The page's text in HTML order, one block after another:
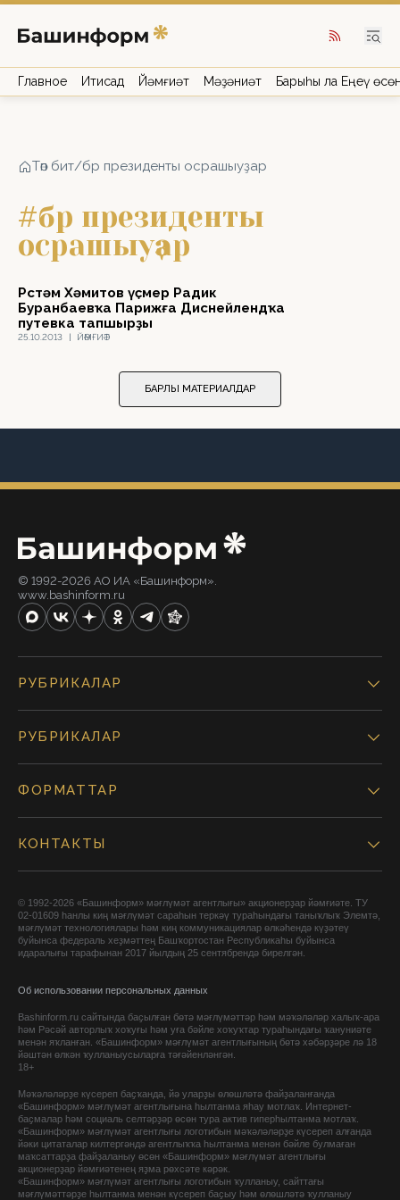
Главное Иҡтисад Йәмғиәт Мәҙәниәт Барыһы ла Еңеү
Төп бит/бр президенты осрашыуҙар
#бр президенты
осрашыуҙар
25.10.2013 | ЙӘМҒИӘТ
Рөстәм Хәмитов үҫмер Радик
Буранбаевҡа Парижға Диснейлендҡа
путевка тапшырҙы
БАРЛЫҠ МАТЕРИАЛДАР
© 1992-2026 АО ИА «Башинформ».
www.bashinform.ru
РУБРИКАЛАР
РУБРИКАЛАР
ФОРМАТТАР
КОНТАКТЫ
© 1992-2026 «Башинформ» мәғлүмәт агентлығы» акционерҙар йәмғиәте. ТУ
02-01609 һанлы киң мәғлүмәт сараһын теркәү тураһындағы таныҡлыҡ Элемтә,
мәғлүмәт технологиялары һәм киң коммуникациялар өлкәһендә күҙәтеү
буйынса федераль хеҙмәттең Башҡортостан Республикаһы буйынса
идаралығы тарафынан 2017 йылдың 25 сентябрендә бирелгән.
Об использовании персональных данных
Bashinform.ru сайтында баҫылған бөтә мәғлүмәттәр һәм мәҡәләләр халыҡ-ара
һәм Рәсәй авторлыҡ хоҡуғы һәм уға бәйле хоҡуҡтар тураһындағы ҡануниәте
менән яҡланған. «Башинформ» мәғлүмәт агентлығының бөтә хәбәрҙәре лә 18
йәштән өлкән ҡулланыусыларға тәғәйенләнгән.
18+
Мәҡәләләрҙе күсереп баҫҡанда, йә уларҙы өлөшләтә файҙаланғанда
«Башинформ» мәғлүмәт агентлығына һылтанма яһау мотлаҡ. Интернет-
баҫмалар һәм социаль селтәрҙәр өсөн тура актив гиперһылтанма мотлаҡ.
«Башинформ» мәғлүмәт агентлығы логотибын мәҡәләләрҙе күсереп алғанда
йәки цитаталар килтергәндә агентлыҡҡа һылтанма менән бәйле булмаған
маҡсаттарҙа файҙаланыу өсөн «Башинформ» мәғлүмәт агентлығы
акционерҙар йәмғиәтенең яҙма рөхсәте кәрәк.
«Башинформ» мәғлүмәт агентлығы логотибын ҡулланыу, сайттағы
мәғлүмәттәрҙе һылтанма менән күсереп баҫыу һәм өлөшләтә ҡулланыу